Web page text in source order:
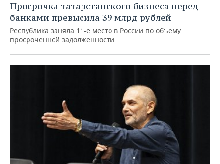
Просрочка татарстанского бизнеса перед
банками превысила 39 млрд рублей
Республика заняла 11-е место в России по объему
просроченной задолженности